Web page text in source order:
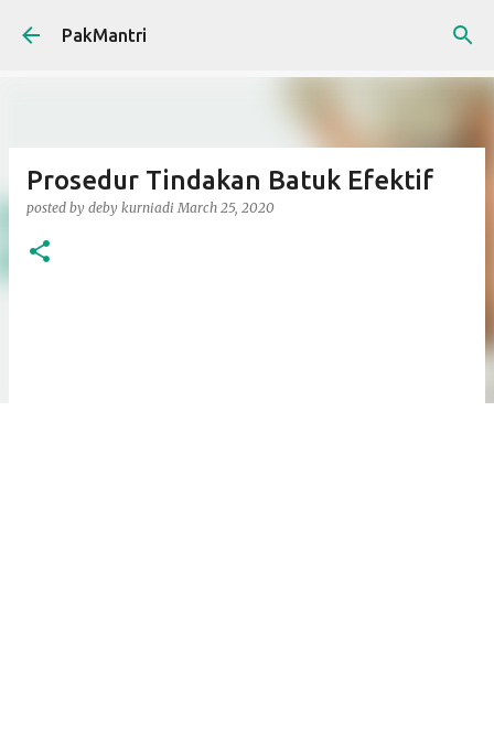
PakMantri
Prosedur Tindakan Batuk Efektif
posted by deby kurniadi March 25, 2020